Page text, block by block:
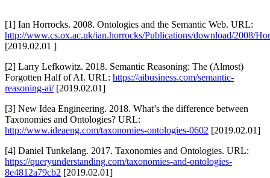
[1] Ian Horrocks. 2008. Ontologies and the Semantic Web. URL:
http://www.cs.ox.ac.uk/ian.horrocks/Publications/download/2008/
[2019.02.01 ]
[2] Larry Lefkowitz. 2018. Semantic Reasoning: The (Almost)
Forgotten Half of AI. URL: https://aibusiness.com/semantic-
reasoning-ai/[2019.02.01]
[3] New Idea Engineering. 2018. What’s the difference between
Taxonomies and Ontologies? URL:
http://www.ideaeng.com/taxonomies-ontologies-0602 [2019.02.01]
[4] Daniel Tunkelang. 2017. Taxonomies and Ontologies. URL:
https://queryunderstanding.com/taxonomies-and-ontologies-
8e4812a79cb2 [2019.02.01]